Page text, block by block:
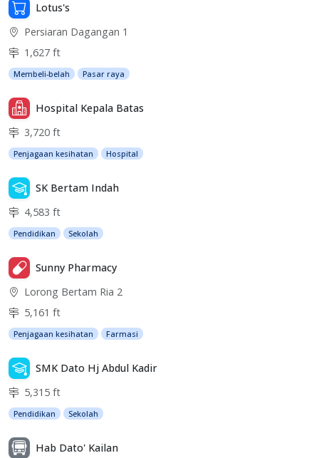
Lotus's
Persiaran Dagangan 1
1,627 ft
Membeli-belah Pasar raya
Hospital Kepala Batas
3,720 ft
Penjagaan kesihatan Hospital
SK Bertam Indah
4,583 ft
Pendidikan Sekolah
Sunny Pharmacy
Lorong Bertam Ria 2
5,161 ft
Penjagaan kesihatan Farmasi
SMK Dato Hj Abdul Kadir
5,315 ft
Pendidikan Sekolah
Hab Dato' Kailan